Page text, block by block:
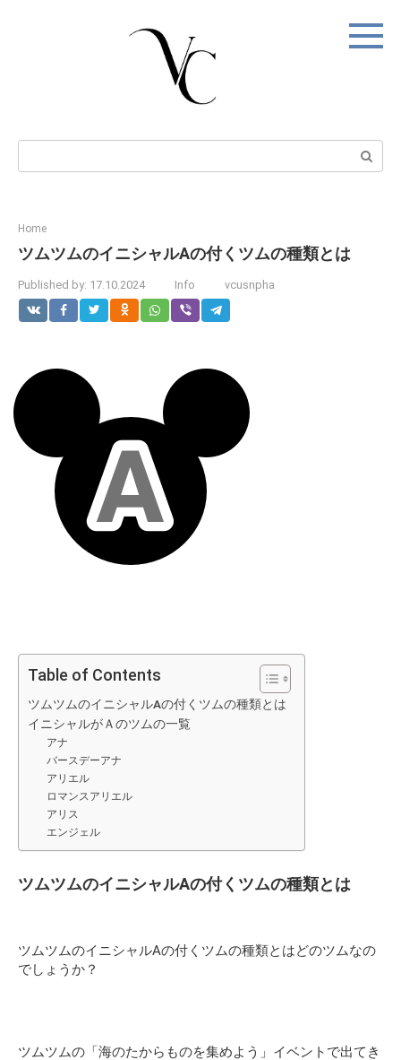
Search:
Home
ツムツムのイニシャルAの付くツムの種類とは
Published by: 17.10.2024 Info vcusnpha
Table of Contents
ツムツムのイニシャルAの付くツムの種類とは
イニシャルがＡのツムの一覧
アナ
バースデーアナ
アリエル
ロマンスアリエル
アリス
エンジェル
ツムツムのイニシャルAの付くツムの種類とは
ツムツムのイニシャルAの付くツムの種類とはどのツムなの
でしょうか？
ツムツムの「海のたからものを集めよう」イベントで出てき